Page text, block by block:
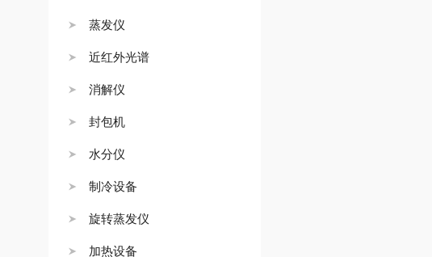
蒸发仪
近红外光谱
消解仪
封包机
水分仪
制冷设备
旋转蒸发仪
加热设备